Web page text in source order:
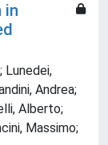
in
Lunedei,
Andrea;
Alberto;
Massimo;